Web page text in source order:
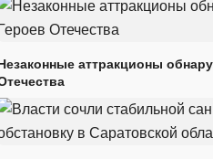
аттракционы